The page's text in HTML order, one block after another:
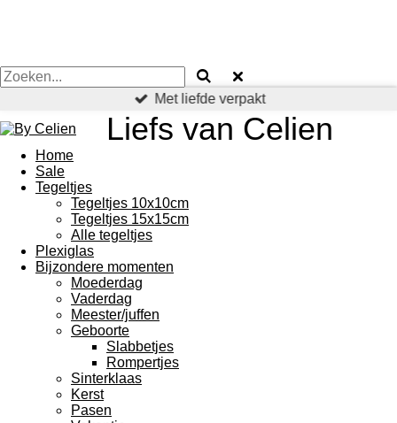
Met liefde verpakt
Liefs van Celien
Home
Sale
Tegeltjes
Tegeltjes 10x10cm
Tegeltjes 15x15cm
Alle tegeltjes
Plexiglas
Bijzondere momenten
Moederdag
Vaderdag
Meester/juffen
Geboorte
Slabbetjes
Rompertjes
Sinterklaas
Kerst
Pasen